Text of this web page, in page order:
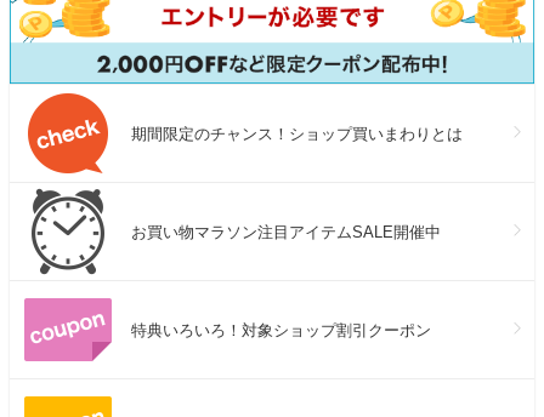
期間限定のチャンス！ショップ買いまわりとは
お買い物マラソン注目アイテムSALE開催中
特典いろいろ！対象ショップ割引クーポン